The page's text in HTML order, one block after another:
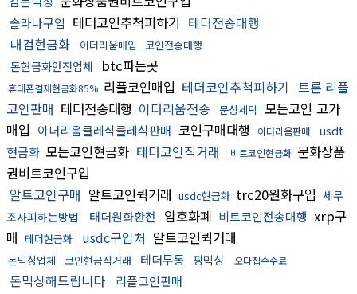
솔라나구입 테더코인추척피하기 테더전송대행
대검현금화
이더리움매입 코인전송대행
돈현금화안전업체 btc파는곳
휴대폰결제현금화85% 리플코인매입 테더코인추척피하기 트론 리플
코인판매 테더전송대행 이더리움전송 문상세탁 모든코인 고가
매입 이더리움클레식클레식판매 코인구매대행 이더리움판매
usdt
현금화 모든코인현금화 테더코인직거래 비트코인현금화 문화상품
권비트코인구입
알트코인구매 알트코인퀵거래 usdc현금화 trc20원화구입 세무
조사피하는방법
태더원화환전 암호화폐 비트코인전송대행 xrp구
매 테더현금화 usdc구입처 알트코인퀵거래
돈믹싱업체 코인현금직거래 테더무통 핑믹싱 오다집수수료
돈믹싱해드립니다 리플코인판매